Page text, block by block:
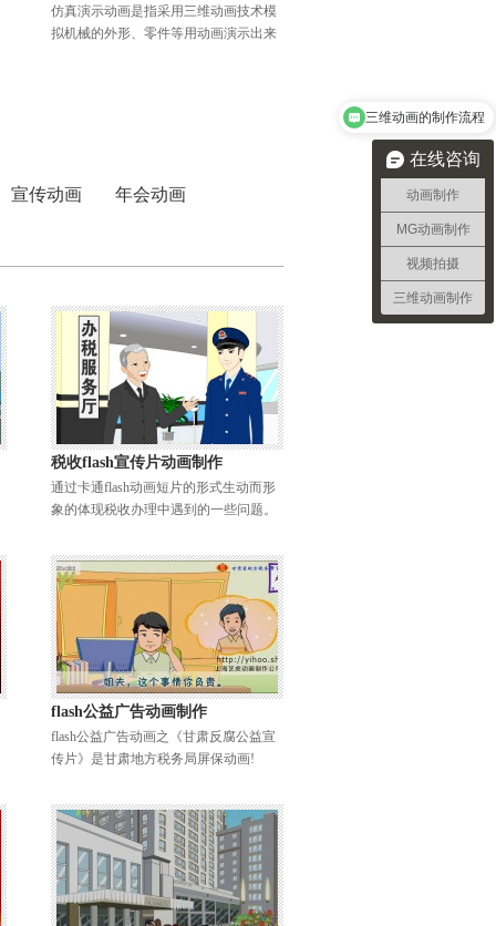
仿真演示动画是指采用三维动画技术模
拟机械的外形、零件等用动画演示出来
宣传动画 年会动画
税收flash宣传片动画制作
通过卡通flash动画短片的形式生动而形
象的体现税收办理中遇到的一些问题。
flash公益广告动画制作
flash公益广告动画之《甘肃反腐公益宣
传片》是甘肃地方税务局屏保动画!
在线咨询
动画制作
MG动画制作
视频拍摄
三维动画制作
三维动画的制作流程